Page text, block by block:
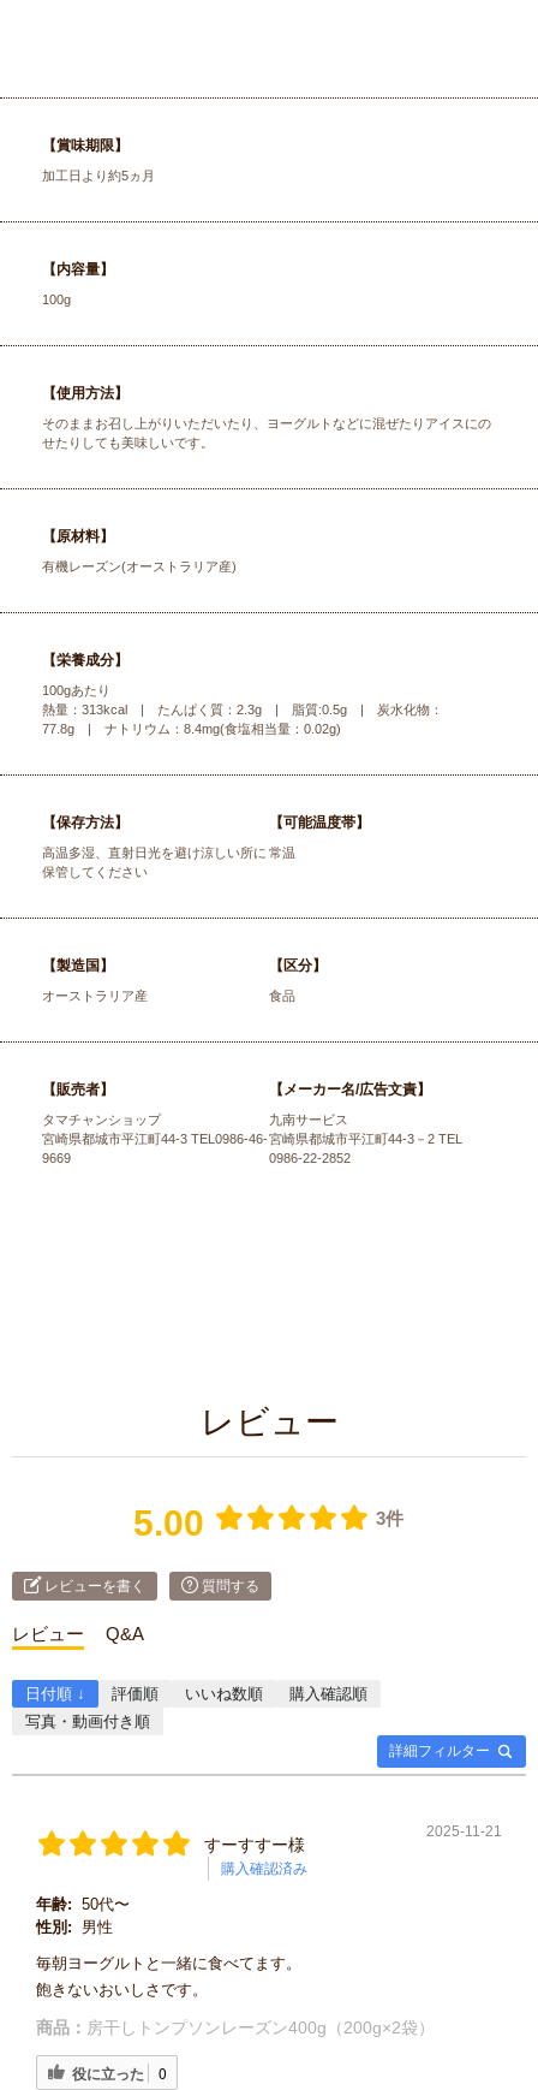
【賞味期限】
加工日より約5ヵ月
【内容量】
100g
【使用方法】
そのままお召し上がりいただいたり、ヨーグルトなどに混ぜたりアイスにの
せたりしても美味しいです。
【原材料】
有機レーズン(オーストラリア産)
【栄養成分】
100gあたり
熱量：313kcal | たんぱく質：2.3g | 脂質:0.5g | 炭水化物：
77.8g | ナトリウム：8.4mg(食塩相当量：0.02g)
【保存方法】
高温多湿、直射日光を避け涼しい所に
保管してください
【可能温度帯】
常温
【製造国】
オーストラリア産
【区分】
食品
【販売者】
タマチャンショップ
宮崎県都城市平江町44-3 TEL0986-46-
9669
【メーカー名/広告文責】
九南サービス
宮崎県都城市平江町44-3－2 TEL
0986-22-2852
レビュー
5.00 3件
レビューを書く 質問する
レビュー Q&A
詳細フィルター
日付順 ↓ 評価順 いいね数順
購入確認順
写真・動画付き順
すーすすー様
購入確認済み
2025-11-21
年齢: 50代〜
性別:
男性
毎朝ヨーグルトと一緒に食べてます。
飽きないおいしさです。
商品： 房干しトンプソンレーズン400g（200g×2袋）
役に立った 0